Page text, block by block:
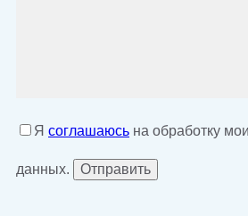
Я соглашаюсь на обработку
данных.